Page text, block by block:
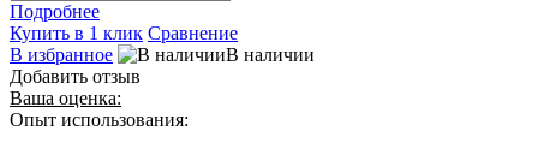
Подробнее
Купить в 1 клик Сравнение
В избранное
В наличии
Добавить отзыв
Ваша оценка:
Опыт использования: